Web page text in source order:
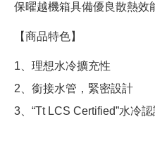
保曜越機箱具備優良散熱效
【商品特色】
1、理想水冷擴充性
2、銜接水管，緊密設計
3、“Tt LCS Certified”水冷認